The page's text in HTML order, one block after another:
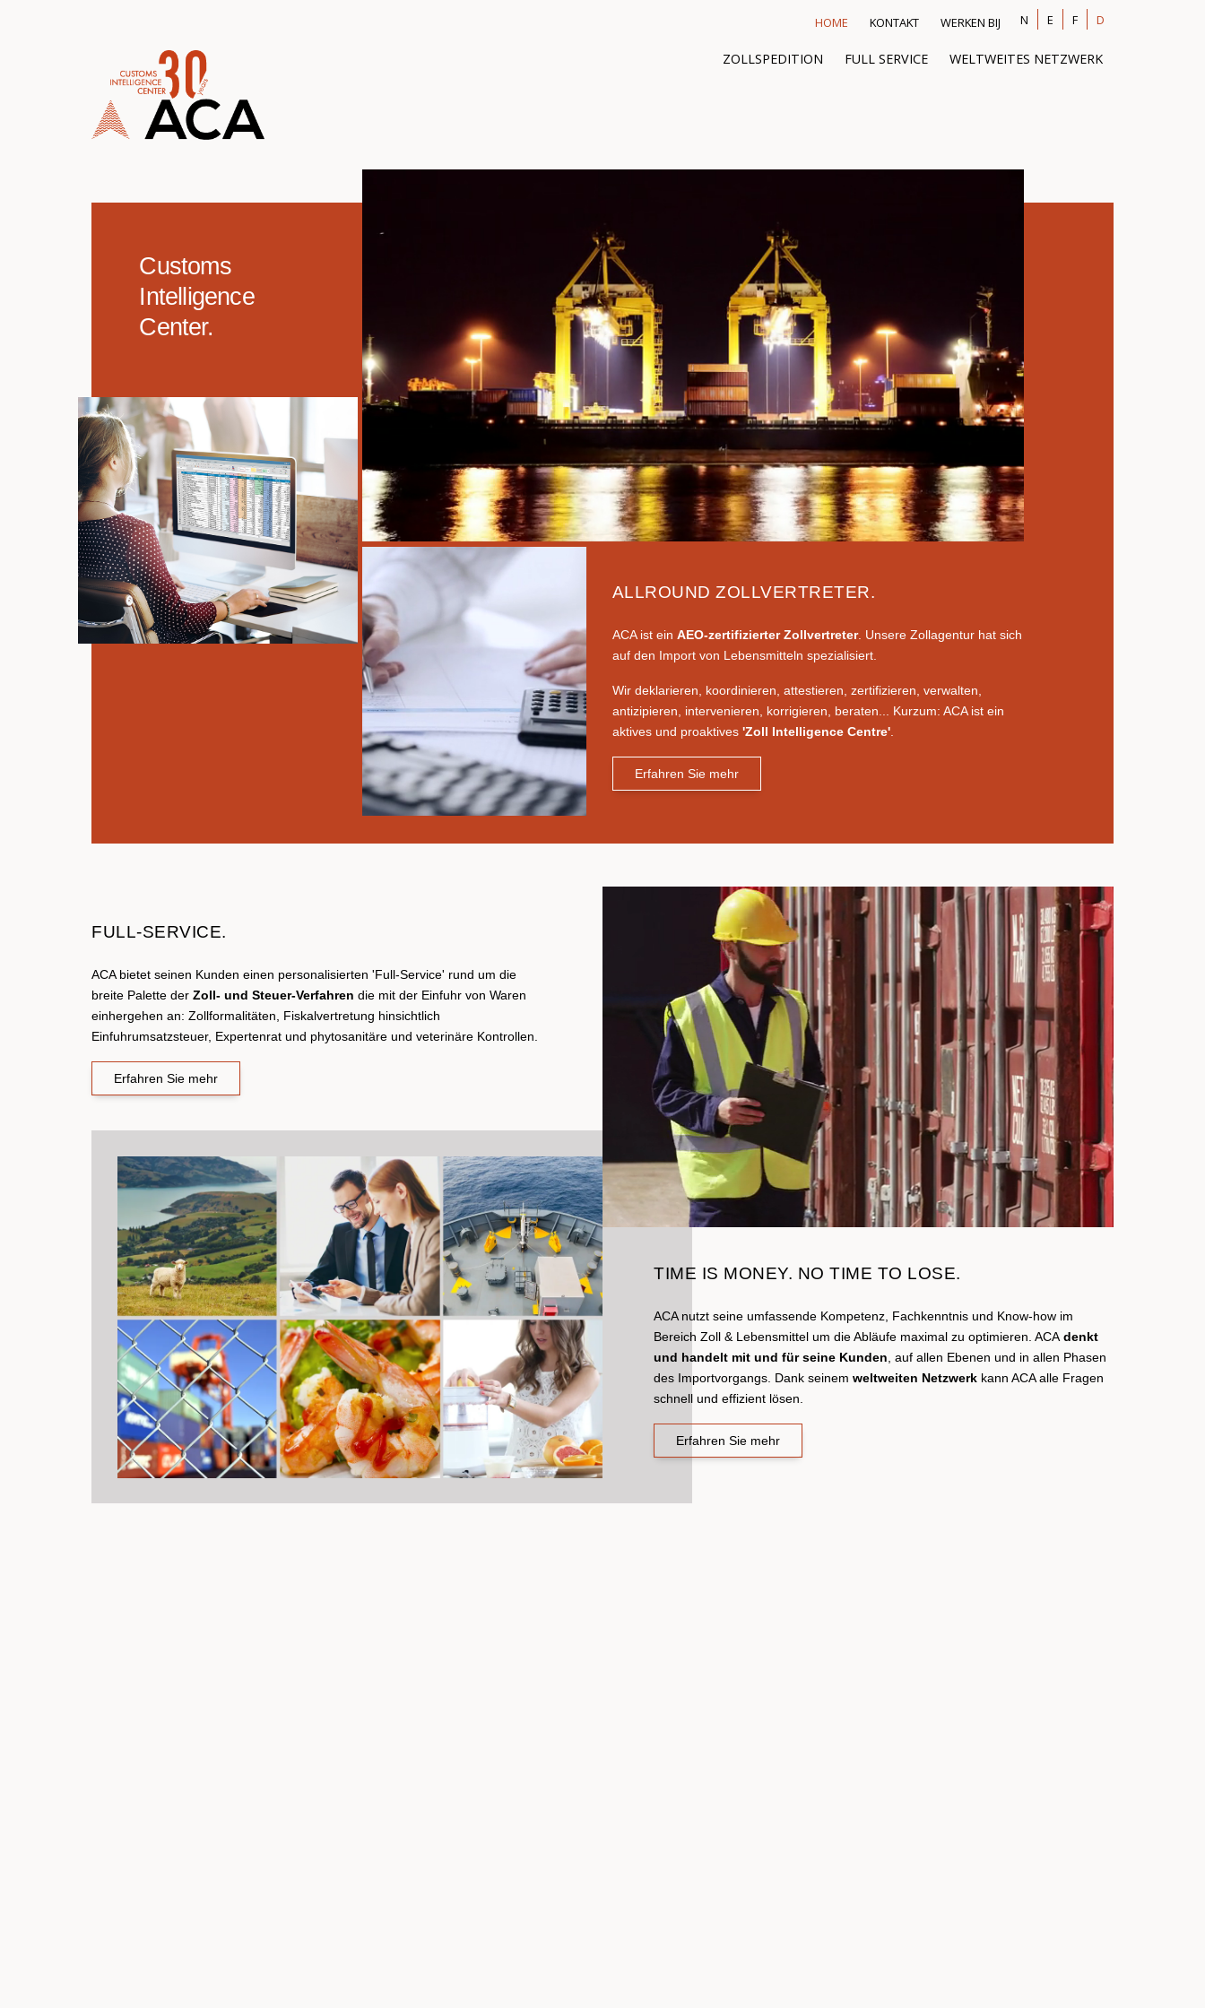
HOME KONTAKT WERKEN BIJ N E F D
ZOLLSPEDITION FULL SERVICE WELTWEITES NETZWERK
Customs
Intelligence
Center.
ALLROUND ZOLLVERTRETER.
ACA ist ein AEO-zertifizierter Zollvertreter. Unsere Zollagentur hat sich
auf den Import von Lebensmitteln spezialisiert.
Wir deklarieren, koordinieren, attestieren, zertifizieren, verwalten,
antizipieren, intervenieren, korrigieren, beraten... Kurzum: ACA ist ein
aktives und proaktives 'Zoll Intelligence Centre'.
Erfahren Sie mehr
FULL-SERVICE.
ACA bietet seinen Kunden einen personalisierten 'Full-Service' rund um die
breite Palette der Zoll- und Steuer-Verfahren die mit der Einfuhr von Waren
einhergehen an: Zollformalitäten, Fiskalvertretung hinsichtlich
Einfuhrumsatzsteuer, Expertenrat und phytosanitäre und veterinäre Kontrollen.
Erfahren Sie mehr
TIME IS MONEY. NO TIME TO LOSE.
ACA nutzt seine umfassende Kompetenz, Fachkenntnis und Know-how im
Bereich Zoll & Lebensmittel um die Abläufe maximal zu optimieren. ACA denkt
und handelt mit und für seine Kunden , auf allen Ebenen und in allen Phasen
des Importvorgangs. Dank seinem weltweiten Netzwerk kann ACA alle Fragen
schnell und effizient lösen.
Erfahren Sie mehr